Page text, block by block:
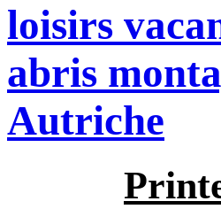
loisirs
abris
Autriche